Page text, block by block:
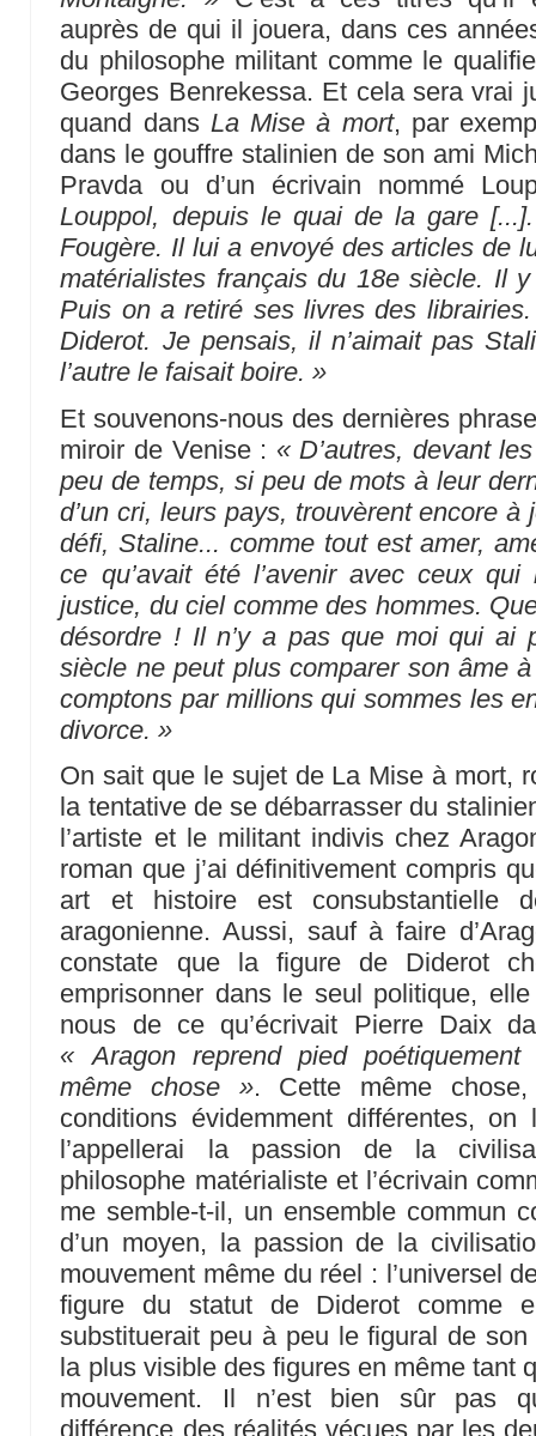
auprès de qui il jouera, dans ces
du philosophe militant comme le
Georges Benrekessa. Et cela sera vrai
quand dans La Mise à mort, par
dans le gouffre stalinien de son ami
Pravda ou d’un écrivain nommé
Louppol, depuis le quai de la gare
Fougère. Il lui a envoyé des articles de
matérialistes français du 18e siècle. Il
Puis on a retiré ses livres des
Diderot. Je pensais, il n’aimait pas
l’autre le faisait boire. »
Et souvenons-nous des dernières
miroir de Venise : « D’autres, devant
peu de temps, si peu de mots à leur
d’un cri, leurs pays, trouvèrent encore
défi, Staline... comme tout est amer,
ce qu’avait été l’avenir avec ceux
justice, du ciel comme des hommes.
désordre ! Il n’y a pas que moi qui ai
siècle ne peut plus comparer son âme
comptons par millions qui sommes les
divorce. »
On sait que le sujet de La Mise à mort,
la tentative de se débarrasser du
l’artiste et le militant indivis chez
roman que j’ai définitivement compris
art et histoire est consubstantielle
aragonienne. Aussi, sauf à faire
constate que la figure de Diderot
emprisonner dans le seul politique,
nous de ce qu’écrivait Pierre Daix
« Aragon reprend pied poétiquement
même chose ». Cette même
conditions évidemment différentes,
l’appellerai la passion de la
philosophe matérialiste et l’écrivain
me semble-t-il, un ensemble commun
d’un moyen, la passion de la
mouvement même du réel : l’universel
figure du statut de Diderot comme
substituerait peu à peu le figural de
la plus visible des figures en même tant
mouvement. Il n’est bien sûr pas
différence des réalités vécues par les